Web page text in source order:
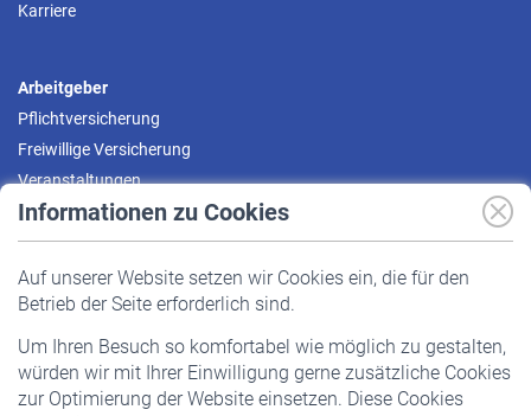
Informationen zu Cookies
Auf unserer Website setzen wir Cookies ein, die für den
Betrieb der Seite erforderlich sind.
Um Ihren Besuch so komfortabel wie möglich zu gestalten,
würden wir mit Ihrer Einwilligung gerne zusätzliche Cookies
zur Optimierung der Website einsetzen. Diese Cookies
Karriere
Arbeitgeber
Pflichtversicherung
Freiwillige Versicherung
Veranstaltungen
Pflichtversicherung
Staatliche Förderung
Veranstaltungen